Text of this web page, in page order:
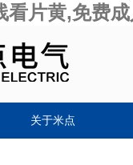
看片黄,免费
关于米点